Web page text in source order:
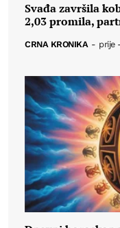
Svađa završila
2,03 promila,
CRNA KRONIKA - prije